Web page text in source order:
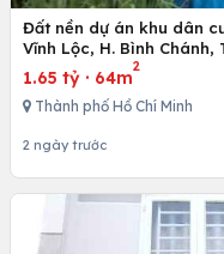
Đất nền dự án khu dân
Vĩnh Lộc, H. Bình Chánh,
1.65 tỷ · 64m
2
Thành phố Hồ Chí Minh
2 ngày trước